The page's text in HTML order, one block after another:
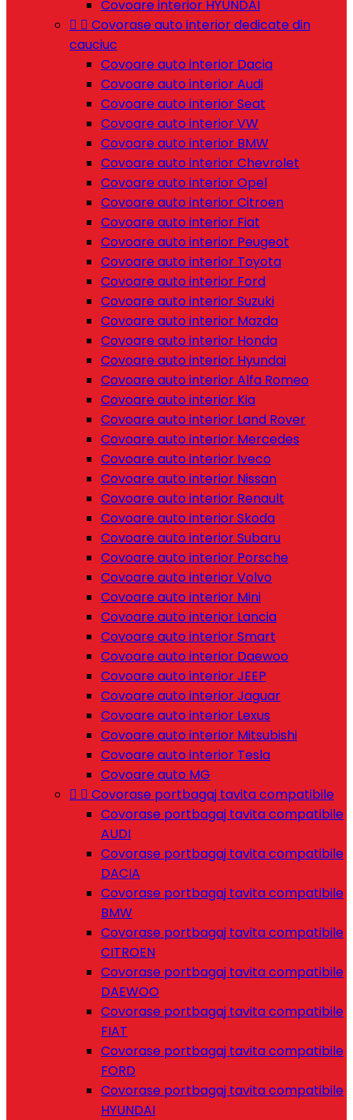
Covoare interior HYUNDAI
  Covorase auto interior dedicate din
cauciuc
Covoare auto interior Dacia
Covoare auto interior Audi
Covoare auto interior Seat
Covoare auto interior VW
Covoare auto interior BMW
Covoare auto interior Chevrolet
Covoare auto interior Opel
Covoare auto interior Citroen
Covoare auto interior Fiat
Covoare auto interior Peugeot
Covoare auto interior Toyota
Covoare auto interior Ford
Covoare auto interior Suzuki
Covoare auto interior Mazda
Covoare auto interior Honda
Covoare auto interior Hyundai
Covoare auto interior Alfa Romeo
Covoare auto interior Kia
Covoare auto interior Land Rover
Covoare auto interior Mercedes
Covoare auto interior Iveco
Covoare auto interior Nissan
Covoare auto interior Renault
Covoare auto interior Skoda
Covoare auto interior Subaru
Covoare auto interior Porsche
Covoare auto interior Volvo
Covoare auto interior Mini
Covoare auto interior Lancia
Covoare auto interior Smart
Covoare auto interior Daewoo
Covoare auto interior JEEP
Covoare auto interior Jaguar
Covoare auto interior Lexus
Covoare auto interior Mitsubishi
Covoare auto interior Tesla
Covoare auto MG
  Covorase portbagaj tavita compatibile
Covorase portbagaj tavita compatibile
AUDI
Covorase portbagaj tavita compatibile
DACIA
Covorase portbagaj tavita compatibile
BMW
Covorase portbagaj tavita compatibile
CITROEN
Covorase portbagaj tavita compatibile
DAEWOO
Covorase portbagaj tavita compatibile
FIAT
Covorase portbagaj tavita compatibile
FORD
Covorase portbagaj tavita compatibile
HYUNDAI